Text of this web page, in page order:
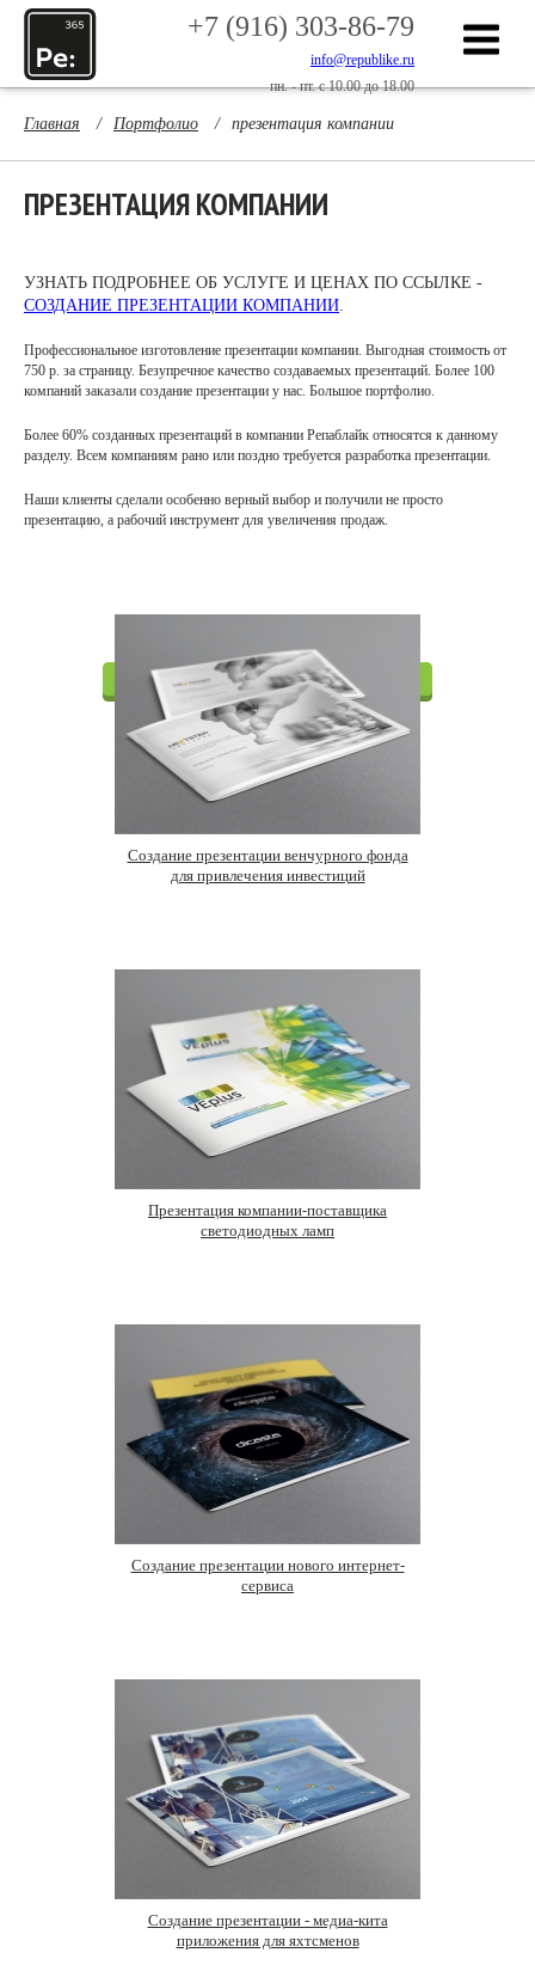
+7 (916) 303-86-79
info@republike.ru
пн. - пт. с 10.00 до 18.00
Главная / Портфолио / презентация компании
ПРЕЗЕНТАЦИЯ КОМПАНИИ
УЗНАТЬ ПОДРОБНЕЕ ОБ УСЛУГЕ И ЦЕНАХ ПО ССЫЛКЕ -
СОЗДАНИЕ ПРЕЗЕНТАЦИИ КОМПАНИИ.
Профессиональное изготовление презентации компании. Выгодная стоимость от
750 р. за страницу. Безупречное качество создаваемых презентаций. Более 100
компаний заказали создание презентации у нас. Большое портфолио.
Более 60% созданных презентаций в компании Репаблайк относятся к данному
разделу. Всем компаниям рано или поздно требуется разработка презентации.
Наши клиенты сделали особенно верный выбор и получили не просто
презентацию, а рабочий инструмент для увеличения продаж.
Создание презентации венчурного фонда
для привлечения инвестиций
Презентация компании-поставщика
светодиодных ламп
Создание презентации нового интернет-
сервиса
Создание презентации - медиа-кита
приложения для яхтсменов